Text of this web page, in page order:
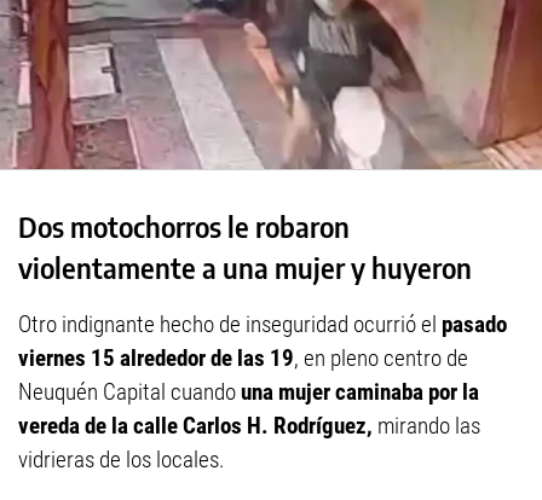
Dos motochorros le robaron
violentamente a una mujer y huyeron
Otro indignante hecho de inseguridad ocurrió el pasado
viernes 15 alrededor de las 19, en pleno centro de
Neuquén Capital cuandouna mujer caminaba por la
vereda de la calle Carlos H. Rodríguez, mirando las
vidrieras de los locales.